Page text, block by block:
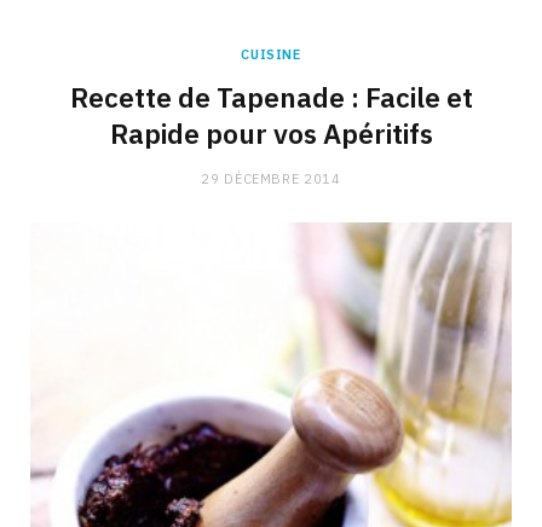
CUISINE
Recette de Tapenade : Facile et
Rapide pour vos Apéritifs
29 DÉCEMBRE 2014